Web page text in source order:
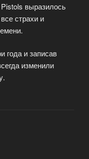
выразилось
страхи и
года и записав
изменили